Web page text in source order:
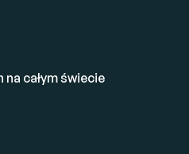
całym świecie